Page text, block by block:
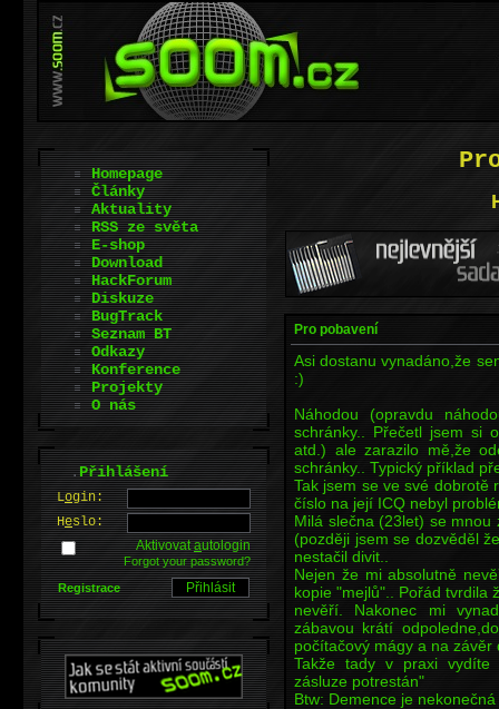
Pro pobavení
Asi dostanu vynadáno,že
:)
Náhodou (opravdu
schránky.. Přečetl jsem si
atd.) ale zarazilo mě,že
schránky.. Typický příklad
Tak jsem se ve své dobrotě
číslo na její ICQ nebyl
Milá slečna (23let) se mnou
(později jsem se dozvěděl
nestačil divit..
Nejen že mi absolutně
kopie "mejlů".. Pořád tvrdila
nevěří. Nakonec mi
zábavou krátí
počítačový mágy a na
Takže tady v praxi vydíte
zásluze potrestán"
Btw: Demence je
Homepage
Články
Aktuality
RSS ze světa
E-shop
Download
HackForum
Diskuze
BugTrack
Seznam BT
Odkazy
Konference
Projekty
O nás
.Přihlášení
Login:
Heslo:
Aktivovatautologin
Forgot your password?
Registrace